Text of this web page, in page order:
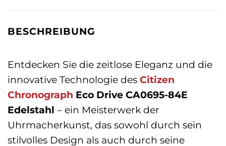
BESCHREIBUNG
Entdecken Sie die zeitlose Eleganz und die
innovative Technologie des Citizen
Chronograph Eco Drive CA0695-84E
Edelstahl – ein Meisterwerk der
Uhrmacherkunst, das sowohl durch sein
stilvolles Design als auch durch seine